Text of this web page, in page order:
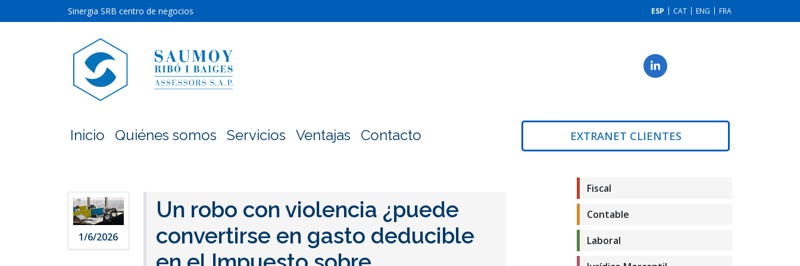
Sinergia SRB centro de negocios ESP CAT ENG FRA
Inicio Quiénes somos Servicios Ventajas Contacto EXTRANET CLIENTES
1/6/2026
Un robo con violencia ¿puede
convertirse en gasto deducible
Fiscal
Contable
Laboral